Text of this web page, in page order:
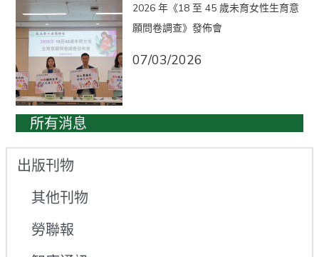
2026 年《18 至 45 歲未育女性生育意
願問卷調查》發佈會
07/03/2026
所有消息
出版刊物
其他刊物
勞聯報